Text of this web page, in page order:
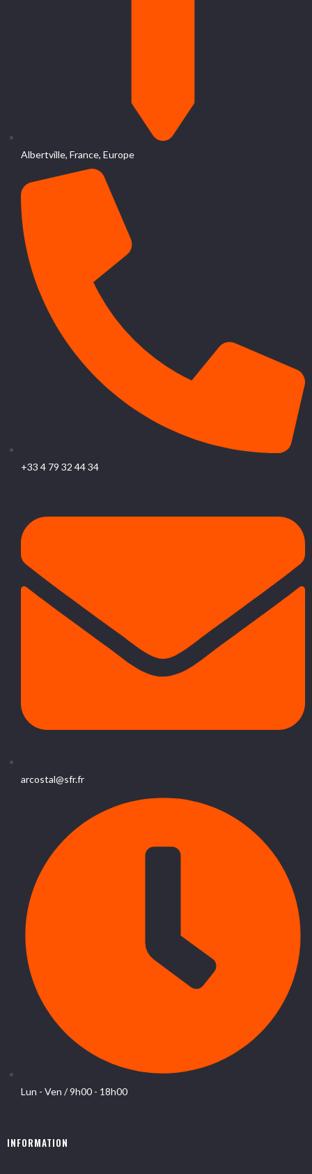
Albertville, France, Europe
+33 4 79 32 44 34
arcostal@sfr.fr
Lun - Ven / 9h00 - 18h00
INFORMATION